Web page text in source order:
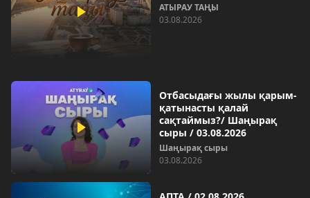
АТЫРАУ ТАҢЫ
03.08.2026
Отбасыдағы жылы қарым-
қатынасты қалай
сақтаймыз?/ Шаңырақ
сыры / 03.08.2026
Шаңырақ сыры
03.08.2026